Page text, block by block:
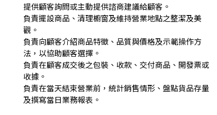
提供顧客詢問或主動提供諮商建議給顧客。
負責擺設商品、清理櫥窗及維持營業地點之整潔及美
觀。
負責向顧客介紹商品特徵、品質與價格及示範操作方
法，以協助顧客選擇。
負責在顧客成交後之包裝、收款、交付商品、開發票或
收據。
負責在當天結束營業前，統計銷售情形、盤點貨品存量
及撰寫當日業務報表。